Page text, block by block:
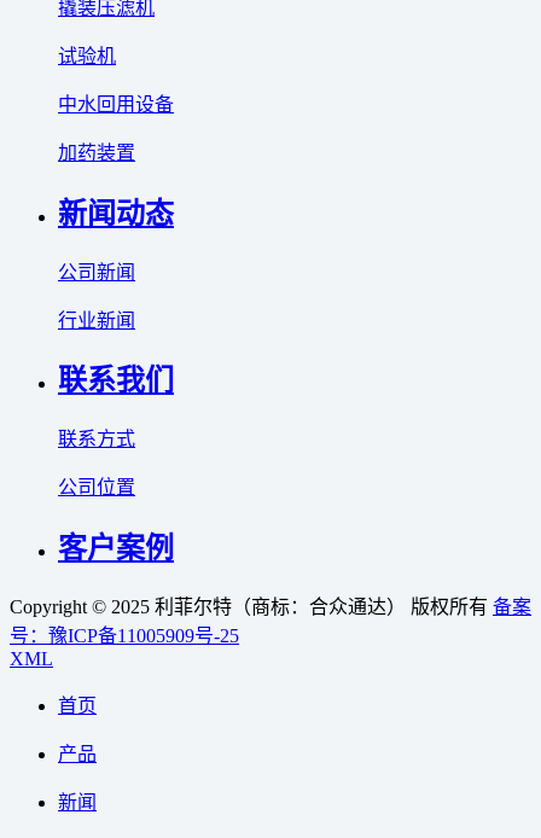
撬装压滤机
试验机
中水回用设备
加药装置
新闻动态
公司新闻
行业新闻
联系我们
联系方式
公司位置
客户案例
Copyright © 2025 利菲尔特（商标：合众通达） 版权所有 备案
号：豫ICP备11005909号-25
XML
首页
产品
新闻